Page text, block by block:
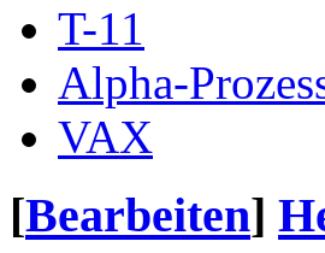
T-11
Alpha-
VAX
[Bearbeiten]